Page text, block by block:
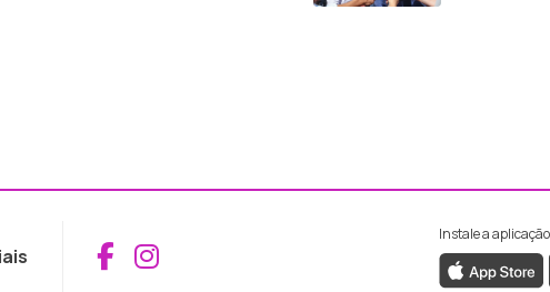
Aceder ao Facebook da RTP
Aceder ao Instagram da RTP
Instale a aplicação